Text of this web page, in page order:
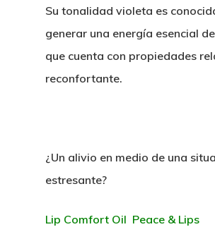
Su tonalidad violeta es
generar una energía esencial
que cuenta con propiedades
reconfortante.
¿Un alivio en medio de una
estresante?
Lip Comfort Oil Peace & Lips